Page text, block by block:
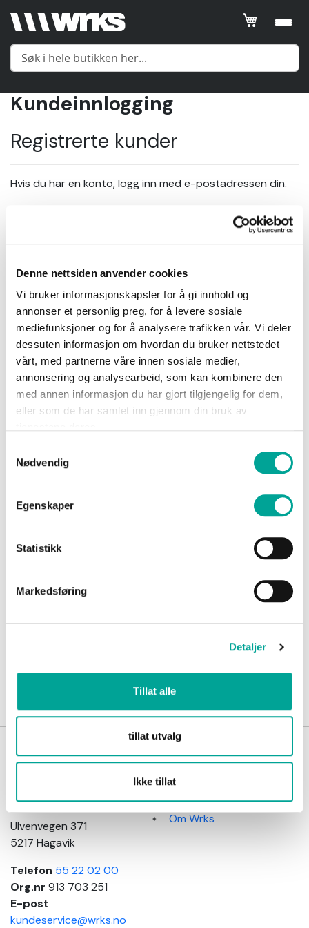
Denne nettsiden anvender cookies
Vi bruker informasjonskapsler for å gi innhold og
annonser et personlig preg, for å levere sosiale
mediefunksjoner og for å analysere trafikken vår. Vi deler
dessuten informasjon om hvordan du bruker nettstedet
vårt, med partnerne våre innen sosiale medier,
annonsering og analysearbeid, som kan kombinere den
med annen informasjon du har gjort tilgjengelig for dem,
eller som de har samlet inn gjennom din bruk av
Nødvendig
Egenskaper
Statistikk
Markedsføring
Detaljer
Tillat alle
tillat utvalg
Ikke tillat
Undertøy
Sko
Om
Wrks
inn
konto
Kundeinnlogging
Registrerte kunder
Hvis du har en konto, logg inn med e-postadressen din.
Passord
Show Password
Nye kunder
Opprettelse av konto har mange fordeler: Raskere
Wrks
arbeidsklær
Elements Production AS
Ulvenvegen 371
5217 Hagavik
Telefon 55 22 02 00
Org.nr 913 703 251
E-post
kundeservice@wrks.no
Kundeinformasjon
Salgsbetingelser
Kundeservice
Om Wrks